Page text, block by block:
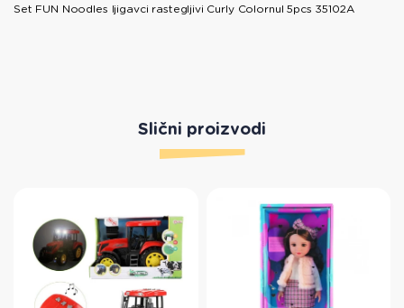
Set FUN Noodles ljigavci rastegljivi Curly Colornul 5pcs 35102A
Slični proizvodi